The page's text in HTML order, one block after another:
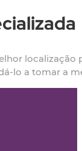
lo a tomar a